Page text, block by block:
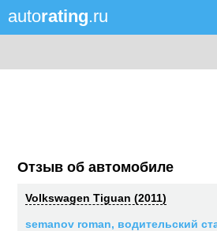
autorating.ru
Отзыв об автомобиле
Volkswagen Tiguan (2011)
semanov roman, водительский